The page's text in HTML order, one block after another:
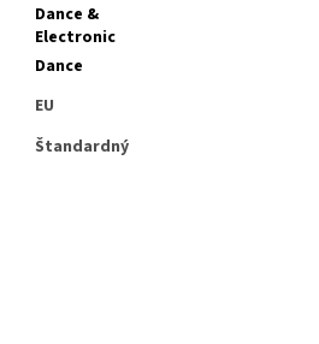
Dance &
Electronic
Dance
EU
Štandardný